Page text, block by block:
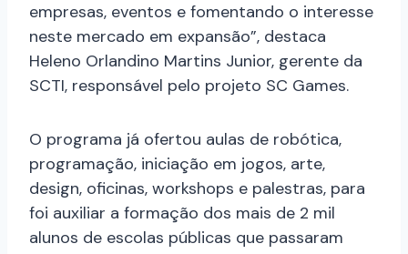
empresas, eventos e fomentando o interesse
neste mercado em expansão”, destaca
Heleno Orlandino Martins Junior, gerente da
SCTI, responsável pelo projeto SC Games.
O programa já ofertou aulas de robótica,
programação, iniciação em jogos, arte,
design, oficinas, workshops e palestras, para
foi auxiliar a formação dos mais de 2 mil
alunos de escolas públicas que passaram